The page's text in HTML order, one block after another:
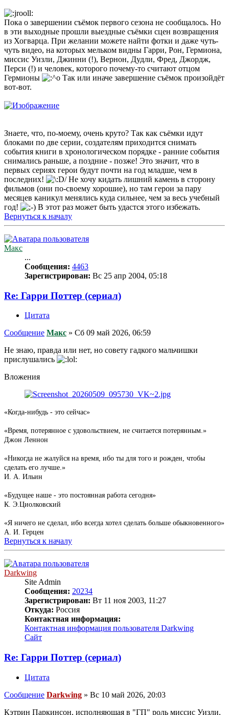
Пока о завершении съёмок первого сезона не сообщалось. Но
в эти выходные прошли выездные съёмки сцен возвращения
из Хогварца. При желании можете найти фотки и даже чуть-
чуть видео, на которых мельком видны Гарри, Рон, Гермиона,
миссис Уизли, Джинни (!), Вернон, Дудли, Фред, Джордж,
Перси (!) и человек, которого почему-то считают отцом
Гермионы
Так или иначе завершение съёмок произойдёт
вот-вот.
Знаете, что, по-моему, очень круто? Так как съёмки идут
блоками по две серии, создателям приходится снимать
события книги в хронологическом порядке - ранние события
снимались раньше, а поздние - позже! Это значит, что в
первых сериях герои будут почти на год младше, чем в
последних!
Не хочу кидать лишний камень в сторону
фильмов (они по-своему хорошие), но там герои за пару
месяцев каникул менялись куда сильнее, чем за весь учебный
год!
В этот раз может быть удастся этого избежать.
Вернуться к началу
Макс
...
Сообщения: 4463
Зарегистрирован: Вс 25 апр 2004, 05:18
Re: Гарри Поттер (сериал)
Цитата
Сообщение Макс » Сб 09 май 2026, 06:59
Не знаю, правда или нет, но совету гадкого мальчишки
прислушались
Вложения
«Когда-нибудь - это сейчас»
«Время, потерянное с удовольствием, не считается потерянным.»
Джон Леннон
«Никогда не жалуйся на время, ибо ты для того и рожден, чтобы
сделать его лучше.»
И. А. Ильин
«Будущее наше - это постоянная работа сегодня»
К. Э.Циолковский
«Я ничего не сделал, ибо всегда хотел сделать больше обыкновенного»
А. И. Герцен
Вернуться к началу
Darkwing
Site Admin
Сообщения: 20234
Зарегистрирован: Вт 11 ноя 2003, 11:27
Откуда: Россия
Контактная информация:
Контактная информация пользователя Darkwing
Сайт
Re: Гарри Поттер (сериал)
Цитата
Сообщение Darkwing » Вс 10 май 2026, 20:03
Кэтрин Паркинсон, исполняющая в "ГП" роль миссис Уизли,